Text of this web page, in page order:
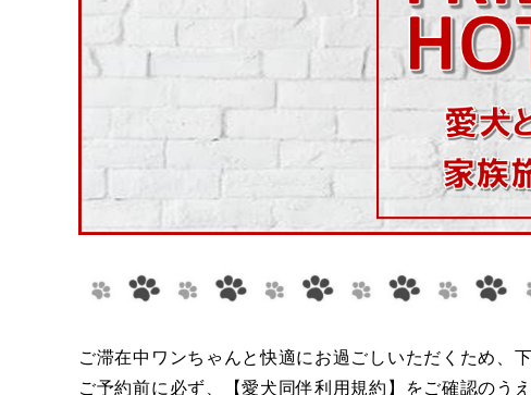
ご滞在中ワンちゃんと快適にお過ごしいただくため、
ご予約前に必ず、【愛犬同伴利用規約】をご確認のう